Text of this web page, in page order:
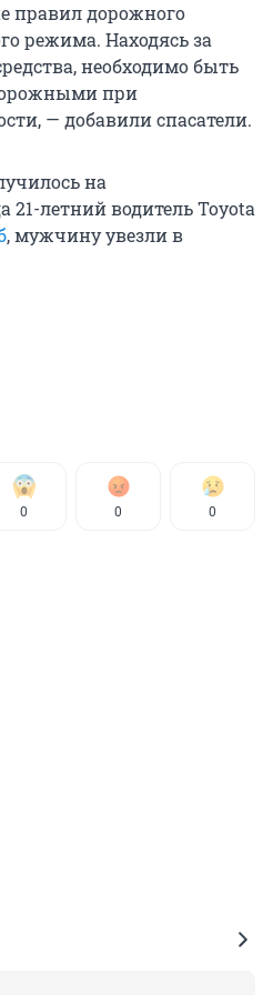
правил дорожного
режима. Находясь за
необходимо быть
при
— добавили спасатели.
на
21-летний водитель Toyota
, мужчину увезли в
0 0 0